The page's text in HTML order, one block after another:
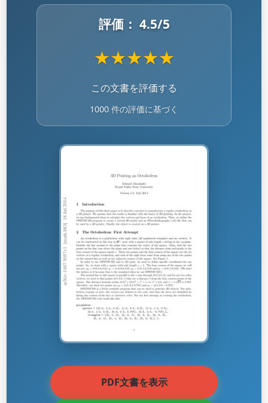
評価： 4.5/5
★★★★★
この文書を評価する
1000 件の評価に基づく
PDF文書を表示